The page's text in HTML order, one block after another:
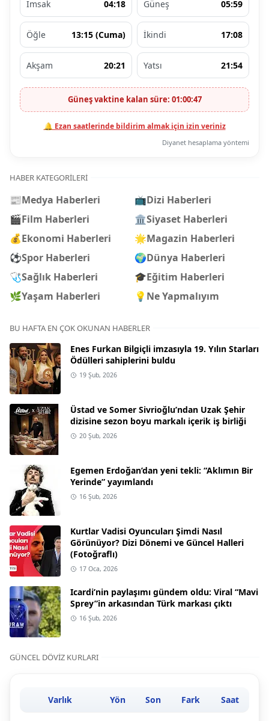
İmsak 04:18 Güneş 05:59
Öğle 13:15 (Cuma) İkindi 17:08
Akşam 20:21 Yatsı 21:54
Güneş vaktine kalan süre: 01:00:46
🔔 Ezan saatlerinde bildirim almak için izin veriniz
Diyanet hesaplama yöntemi
HABER KATEGORILERI
📰Medya Haberleri 📺Dizi Haberleri
🎬Film Haberleri 🏛️Siyaset Haberleri
💰Ekonomi Haberleri 🌟Magazin Haberleri
⚽Spor Haberleri 🌍Dünya Haberleri
🩺Sağlık Haberleri 🎓Eğitim Haberleri
🌿Yaşam Haberleri 💡 Ne Yapmalıyım
BU HAFTA EN ÇOK OKUNAN HABERLER
Enes Furkan Bilgiçli imzasıyla 19. Yılın Starları
Ödülleri sahiplerini buldu
19 Şub, 2026
Üstad ve Somer Sivrioğlu’ndan Uzak Şehir
dizisine sezon boyu markalı içerik iş birliği
20 Şub, 2026
Egemen Erdoğan’dan yeni tekli: “Aklımın Bir
Yerinde” yayımlandı
16 Şub, 2026
Kurtlar Vadisi Oyuncuları Şimdi Nasıl
Görünüyor? Dizi Dönemi ve Güncel Halleri
(Fotoğraflı)
17 Oca, 2026
Icardi’nin paylaşımı gündem oldu: Viral “Mavi
Sprey”in arkasından Türk markası çıktı
16 Şub, 2026
GÜNCEL DÖVIZ KURLARI
Varlık Yön Son Fark Saat